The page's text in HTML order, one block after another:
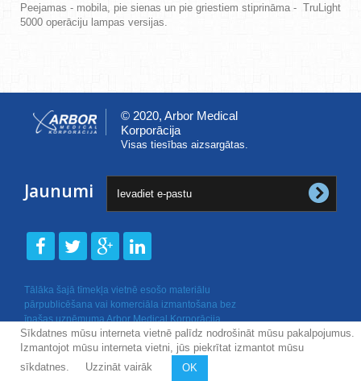
Peejamas - mobila, pie sienas un pie griestiem stiprināma - TruLight
5000 operāciju lampas versijas.
© 2020, Arbor Medical
Korporācija
Visas tiesības aizsargātas.
Jaunumi
Sīkdatnes mūsu interneta vietnē palīdz nodrošināt mūsu pakalpojumus.
Izmantojot mūsu interneta vietni, jūs piekrītat izmantot mūsu
sīkdatnes. Uzzināt vairāk OK
Tālāka šajā tīmekļa vietnē esošo materiālu
pārpublicēšana vai komerciāla izmantošana bez
īpašas uzņēmuma Arbor Medical Korporācija
rakstiskas atļaujas nav atļauta.